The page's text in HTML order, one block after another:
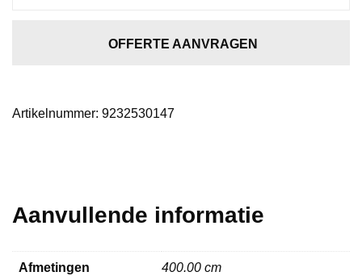
OFFERTE AANVRAGEN
Artikelnummer: 9232530147
Aanvullende informatie
Afmetingen 400.00 cm